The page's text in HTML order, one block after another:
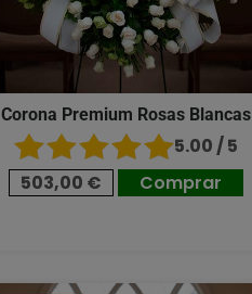
Corona Premium Rosas Blancas
5.00 / 5
503,00 €
Comprar